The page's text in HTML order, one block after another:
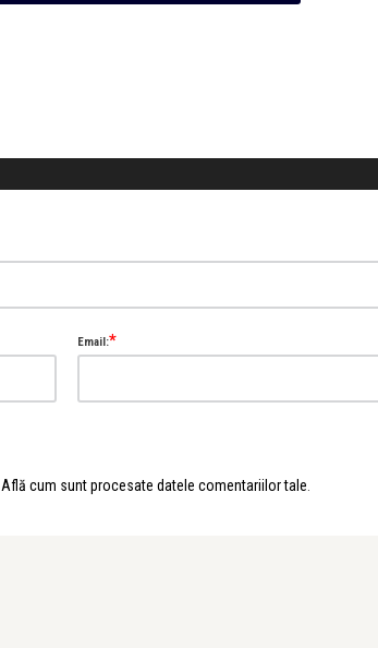
Email:*
Află cum sunt procesate datele comentariilor tale.